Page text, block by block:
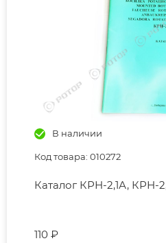
В наличии
Код товара: 010272
Каталог КРН-2,1А, КРН-
110 ₽